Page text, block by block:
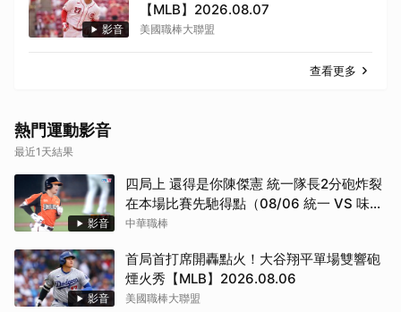
影音
【MLB】2026.08.07
美國職棒大聯盟
查看更多
熱門運動影音
最近1天結果
影音
四局上 還得是你陳傑憲 統一隊長2分砲炸裂
在本場比賽先馳得點（08/06 統一 VS 味
全）
中華職棒
影音
首局首打席開轟點火！大谷翔平單場雙響砲
煙火秀【MLB】2026.08.06
美國職棒大聯盟